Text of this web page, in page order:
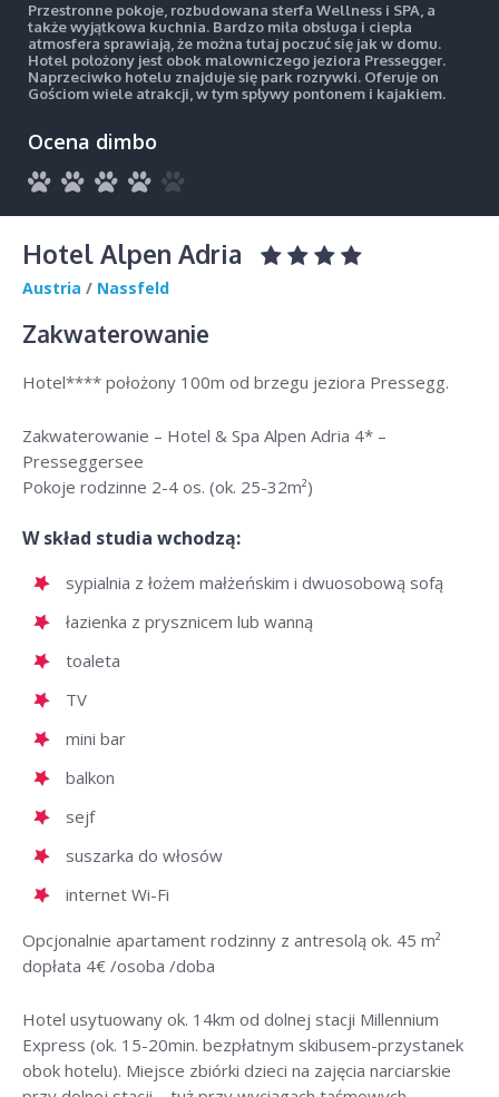
Przestronne pokoje, rozbudowana sterfa Wellness i SPA, a
także wyjątkowa kuchnia. Bardzo miła obsługa i ciepła
atmosfera sprawiają, że można tutaj poczuć się jak w domu.
Hotel położony jest obok malowniczego jeziora Pressegger.
Naprzeciwko hotelu znajduje się park rozrywki. Oferuje on
Gościom wiele atrakcji, w tym spływy pontonem i kajakiem.
Ocena dimbo
Hotel Alpen Adria
Austria / Nassfeld
Zakwaterowanie
Hotel**** położony 100m od brzegu jeziora Pressegg.
Zakwaterowanie – Hotel & Spa Alpen Adria 4* –
Presseggersee
Pokoje rodzinne 2-4 os. (ok. 25-32m²)
W skład studia wchodzą:
sypialnia z łożem małżeńskim i dwuosobową sofą
łazienka z prysznicem lub wanną
toaleta
TV
mini bar
balkon
sejf
suszarka do włosów
internet Wi-Fi
Opcjonalnie apartament rodzinny z antresolą ok. 45 m²
dopłata 4€ /osoba /doba
Hotel usytuowany ok. 14km od dolnej stacji Millennium
Express (ok. 15-20min. bezpłatnym skibusem-przystanek
obok hotelu). Miejsce zbiórki dzieci na zajęcia narciarskie